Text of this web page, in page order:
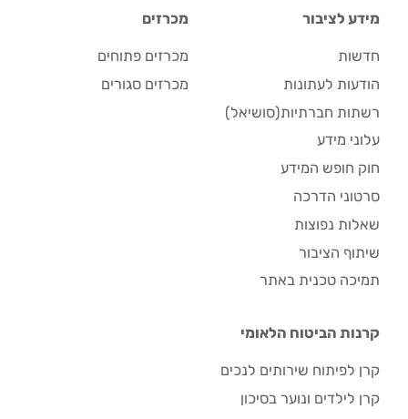
מידע לציבור
חדשות
הודעות לעתונות
רשתות חברתיות(סושיאל)
עלוני מידע
חוק חופש המידע
סרטוני הדרכה
שאלות נפוצות
שיתוף הציבור
תמיכה טכנית באתר
מכרזים
מכרזים פתוחים
מכרזים סגורים
קרנות הביטוח הלאומי
קרן לפיתוח שירותים לנכים
קרן לילדים ונוער בסיכון